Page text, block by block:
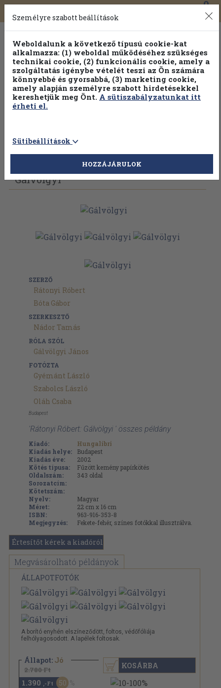
Toggle
navigation
0
Válogasson több mint 1.000.000 kiadványunk közül
100% kedvezménnyel!
Vissza az előző oldalra Válasszon példányt
Gálvölgyi
SZERZŐ
Rátonyi Róbert
Bóta Gábor
SZERKESZTŐ
Nádor Tamás
RÓLA SZÓL
Gálvölgyi János
FOTÓZTA
Gyémánt László
Szabolcs László
Oláh Csaba
Budapest
'Rátonyi Róbert: Gálvölgyi ' összes példány
Kiadó:
Hungalibri
Kiadás helye:
Budapest
Kiadás éve:
2002
Kötés típusa:
Fűzött kemény papírkötés
Oldalszám:
343 oldal
Sorozatcím:
Kötetszám:
Nyelv:
Magyar
Méret:
22 cm x 16 cm
ISBN:
963-916-353-8
Megjegyzés:
Fekete-fehér, színes fotókkal illusztrálva.
Értesítőt kérek a kiadóról
Megvásárolható példányok
ÁLLAPOTFOTÓK
A borító enyhén elszíneződött, foltos, védőfóliája
felhólyagosodott. A lapélek foltosak.
Állapot: Jó
2.780 Ft
1.390 ,-Ft 50
KOSÁRBA
Személyre szabott beállítások
Weboldalunk a következő típusú cookie-kat
alkalmazza: (1) weboldal működéséhez szükséges
technikai cookie, (2) funkcionális cookie, amely a
szolgáltatás igénybe vételét teszi az Ön számára
könnyebbé és gyorsabbá, (3) marketing cookie,
amely alapján személyre szabott hirdetésekkel
kereshetjük meg Önt. A sütiszabályzatunkat itt
érheti el.
Sütibeállítások
HOZZÁJÁRULOK